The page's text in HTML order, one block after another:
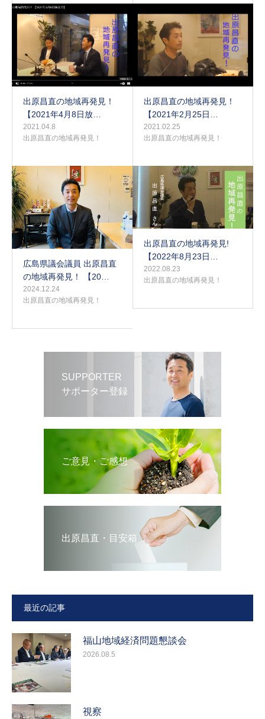
出原昌直の地域再発見！
【2021年4月8日放…
2021.04.8
出原昌直の地域再発見！
出原昌直の地域再発見！
【2021年2月25日…
2021.02.25
出原昌直の地域再発見！
広島県議会議員 出原昌直
の地域再発見！ 【20…
2024.12.24
出原昌直の地域再発見！
出原昌直の地域再発見!
【2022年8月23日…
2022.08.23
出原昌直の地域再発見！
SUPPORTER
サポーター登録
ご意見・ご感想
出原昌直・目安箱
最近の記事
福山地域経済問題懇談会
2026.08.5
視察